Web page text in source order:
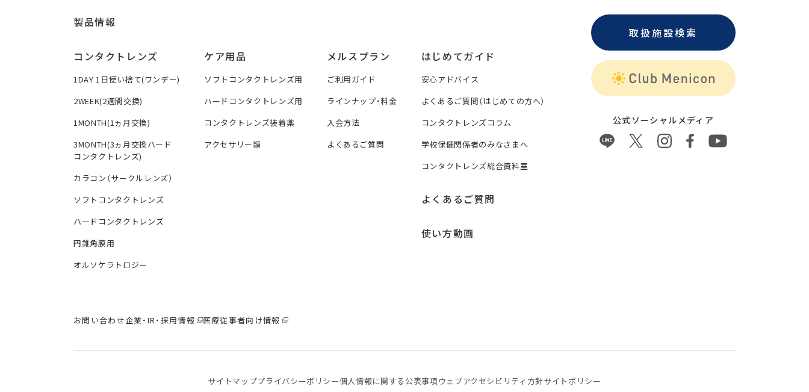
製品情報
コンタクトレンズ
1DAY 1日使い捨て(ワンデー)
2WEEK(2週間交換)
1MONTH(1ヵ月交換)
3MONTH(3ヵ月交換ハード
コンタクトレンズ)
カラコン（サークルレンズ）
ソフトコンタクトレンズ
ハードコンタクトレンズ
円錐角膜用
オルソケラトロジー
ケア用品
ソフトコンタクトレンズ用
ハードコンタクトレンズ用
コンタクトレンズ装着薬
アクセサリー類
メルスプラン
ご利用ガイド
ラインナップ・料金
入会方法
よくあるご質問
はじめてガイド
安心アドバイス
よくあるご質問（はじめての方へ）
コンタクトレンズコラム
学校保健関係者のみなさまへ
コンタクトレンズ総合資料室
よくあるご質問
使い方動画
取扱施設検索
公式ソーシャルメディア
お問い合わせ企業・IR・採用情報 医療従事者向け情報
サイトマッププライバシーポリシー個⼈情報に関する公表事項 ウェブアクセシビリティ方針サイトポリシー